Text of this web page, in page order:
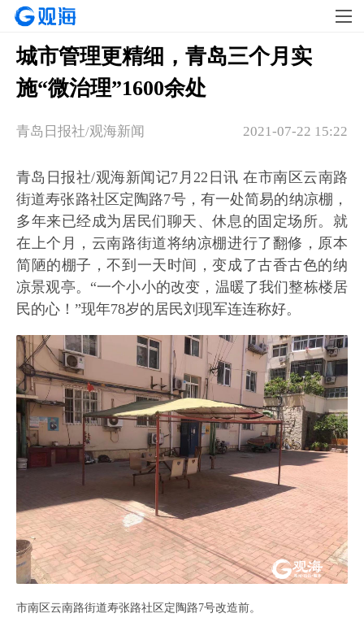
城市管理更精细，青岛三个月实
施“微治理”1600余处
2021-07-22 15:22
青岛日报社/观海新闻
青岛日报社/观海新闻记7月22日讯 在市南区云南路
街道寿张路社区定陶路7号，有一处简易的纳凉棚，
多年来已经成为居民们聊天、休息的固定场所。就
在上个月，云南路街道将纳凉棚进行了翻修，原本
简陋的棚子，不到一天时间，变成了古香古色的纳
凉景观亭。“一个小小的改变，温暖了我们整栋楼居
民的心！”现年78岁的居民刘现军连连称好。
市南区云南路街道寿张路社区定陶路7号改造前。